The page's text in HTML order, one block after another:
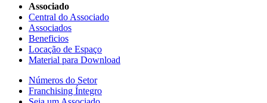
Associado
Central do Associado
Associados
Beneficios
Locação de Espaço
Material para Download
Números do Setor
Franchising Íntegro